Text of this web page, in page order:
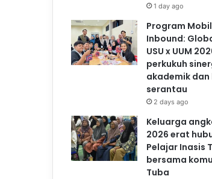
1 day ago
Program
Inbound:
USU x UUM
perkukuh
akademik
serantau
2 days ago
Keluarga
2026 erat
Pelajar Inasis
bersama
Tuba